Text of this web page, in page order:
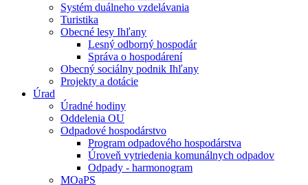
Systém duálneho vzdelávania
Turistika
Obecné lesy Ihľany
Lesný odborný hospodár
Správa o hospodárení
Obecný sociálny podnik Ihľany
Projekty a dotácie
Úrad
Úradné hodiny
Oddelenia OU
Odpadové hospodárstvo
Program odpadového hospodárstva
Úroveň vytriedenia komunálnych odpadov
Odpady - harmonogram
MOaPS